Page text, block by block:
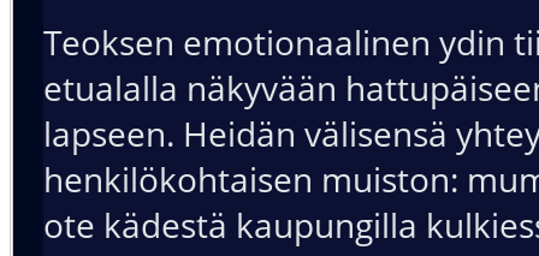
Teoksen emotionaalinen ydin
etualalla näkyvään
lapseen. Heidän välisensä
henkilökohtaisen muiston:
ote kädestä kaupungilla